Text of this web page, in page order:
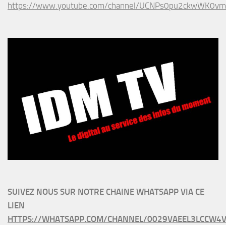
https://www.youtube.com/channel/
SUIVEZ NOUS SUR NOTRE CHAINE WHATSAPP VIA CE
LIEN
HTTPS://WHATSAPP.COM/CHANNEL/